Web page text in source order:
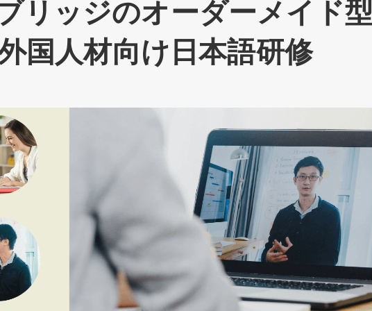
リッジのオーダーメイド型
国人材向け日本語研修